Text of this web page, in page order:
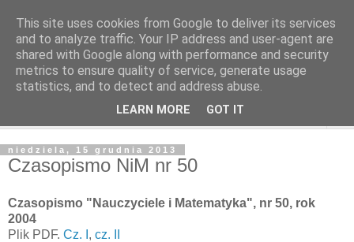
niedziela, 15 grudnia 2013
Czasopismo NiM nr 50
Czasopismo "Nauczyciele i Matematyka", nr 50, rok
2004
Plik PDF. Cz. I , cz. II
This site uses cookies from Google to deliver its services
and to analyze traffic. Your IP address and user-agent are
shared with Google along with performance and security
metrics to ensure quality of service, generate usage
statistics, and to detect and address abuse.
LEARN MORE GOT IT